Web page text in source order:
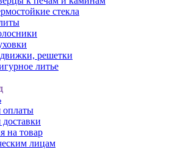
стекла
решетки
литье
оплаты
на товар
лицам